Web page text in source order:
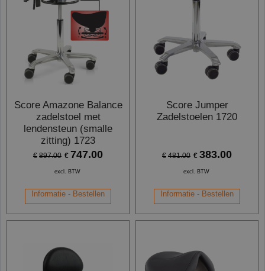
Score Amazone Balance
zadelstoel met
lendensteun (smalle
zitting) 1723
€ 897.00 € 747.00
excl. BTW
Informatie - Bestellen
Score Jumper
Zadelstoelen 1720
€ 481.00 € 383.00
excl. BTW
Informatie - Bestellen